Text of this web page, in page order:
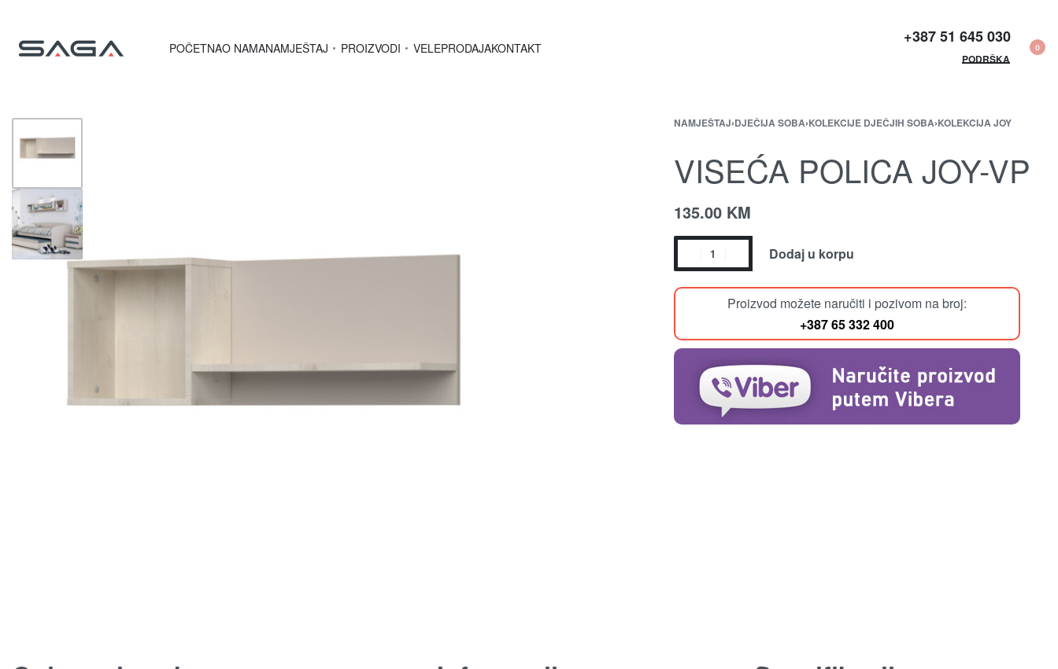
POČETNAO NAMANAMJEŠTAJ PROIZVODI VELEPRODAJAKONTAKT
+387 51 645 030​
PODRŠKA
0
NAMJEŠTAJ›DJEČIJA SOBA›KOLEKCIJE DJEČJIH SOBA›KOLEKCIJA JOY
VISEĆA POLICA JOY-VP
135.00 KM
Dodaj u korpu
Proizvod možete naručiti i pozivom na broj:
+387 65 332 400